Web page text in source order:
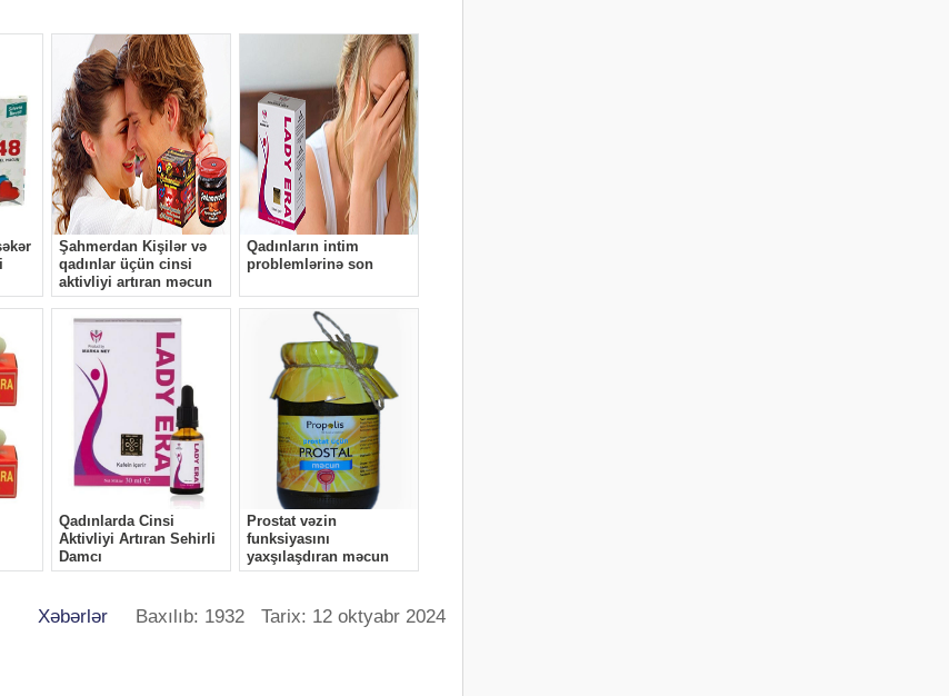
Xəbərlər Baxılıb: 1932 Tarix: 12 oktyabr 2024